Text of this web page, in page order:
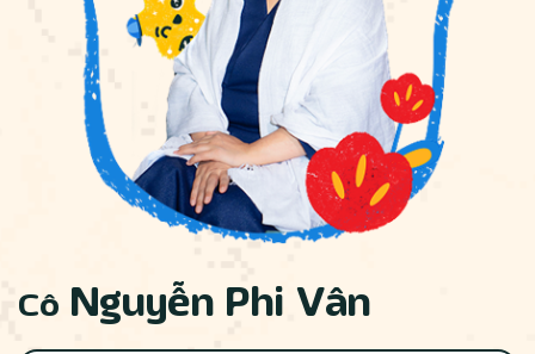
Cô Nguyễn Phi Vân